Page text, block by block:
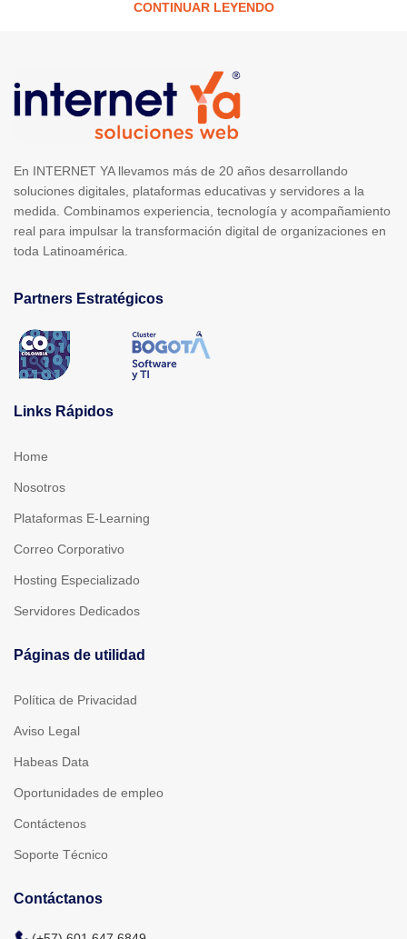
CONTINUAR LEYENDO
En INTERNET YA llevamos más de 20 años desarrollando
soluciones digitales, plataformas educativas y servidores a la
medida. Combinamos experiencia, tecnología y acompañamiento
real para impulsar la transformación digital de organizaciones en
toda Latinoamérica.
Partners Estratégicos
Links Rápidos
Home
Nosotros
Plataformas E-Learning
Correo Corporativo
Hosting Especializado
Servidores Dedicados
Páginas de utilidad
Política de Privacidad
Aviso Legal
Habeas Data
Oportunidades de empleo
Contáctenos
Soporte Técnico
Contáctanos